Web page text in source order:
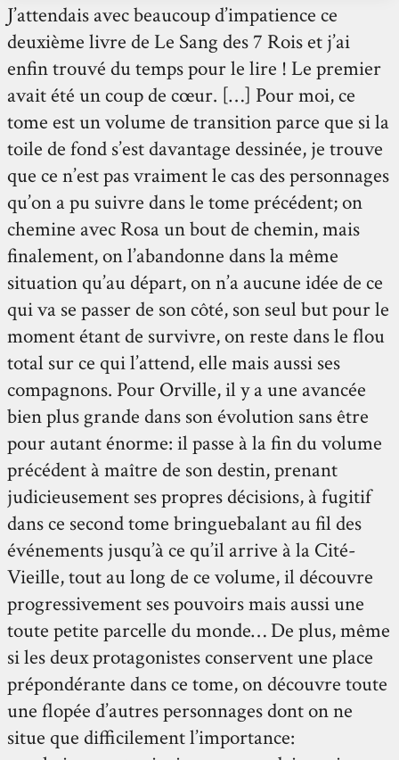
J’attendais avec beaucoup d’impatience ce
deuxième livre de Le Sang des 7 Rois et j’ai
enfin trouvé du temps pour le lire ! Le premier
avait été un coup de cœur. […] Pour moi, ce
tome est un volume de transition parce que si la
toile de fond s’est davantage dessinée, je trouve
que ce n’est pas vraiment le cas des personnages
qu’on a pu suivre dans le tome précédent; on
chemine avec Rosa un bout de chemin, mais
finalement, on l’abandonne dans la même
situation qu’au départ, on n’a aucune idée de ce
qui va se passer de son côté, son seul but pour le
moment étant de survivre, on reste dans le flou
total sur ce qui l’attend, elle mais aussi ses
compagnons. Pour Orville, il y a une avancée
bien plus grande dans son évolution sans être
pour autant énorme: il passe à la fin du volume
précédent à maître de son destin, prenant
judicieusement ses propres décisions, à fugitif
dans ce second tome bringuebalant au fil des
événements jusqu’à ce qu’il arrive à la Cité-
Vieille, tout au long de ce volume, il découvre
progressivement ses pouvoirs mais aussi une
toute petite parcelle du monde… De plus, même
si les deux protagonistes conservent une place
prépondérante dans ce tome, on découvre toute
une flopée d’autres personnages dont on ne
situe que difficilement l’importance: